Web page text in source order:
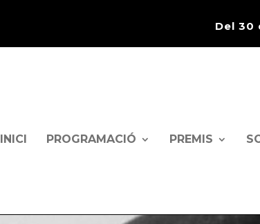
Del 30
INICI PROGRAMACIÓ PREMIS